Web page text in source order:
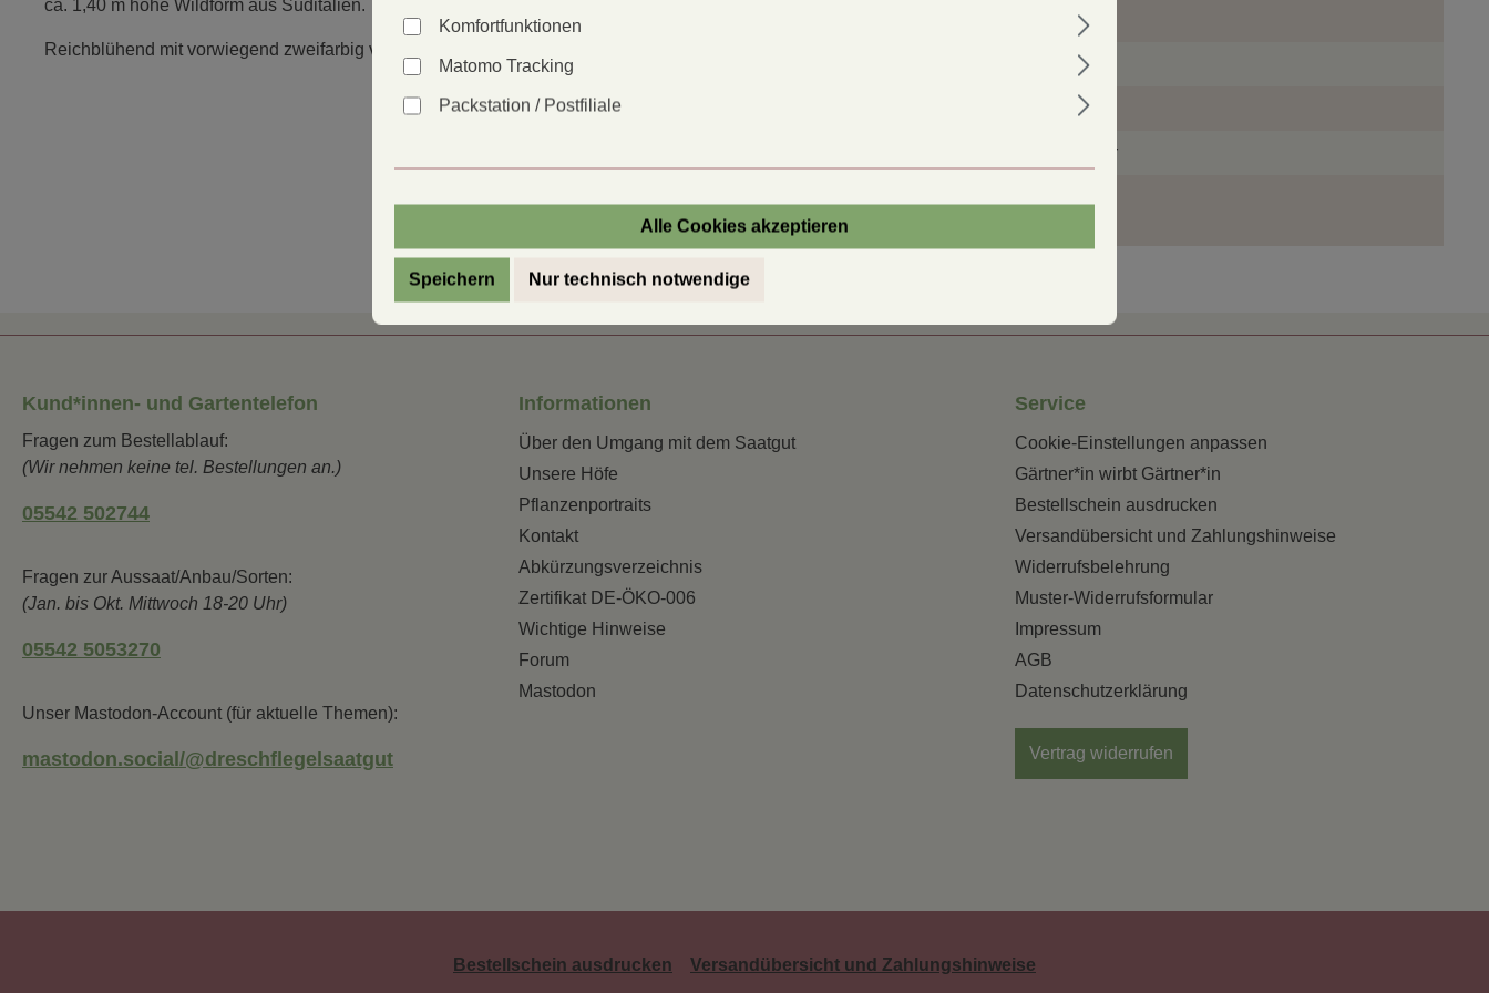
ca. 1,40 m hohe Wildform aus Süditalien.
Reichblühend mit vorwiegend zweifarbig violett-weinroten Blüten.
ca. 2 cm
Juni-Oktober
ca. 4-5 m
Kund*innen- und Gartentelefon
Fragen zum Bestellablauf:
(Wir nehmen keine tel. Bestellungen an.)
05542 502744
Fragen zur Aussaat/Anbau/Sorten:
(Jan. bis Okt. Mittwoch 18-20 Uhr)
05542 5053270
Unser Mastodon-Account (für aktuelle Themen):
mastodon.social/@dreschflegelsaatgut
Informationen
Über den Umgang mit dem Saatgut
Unsere Höfe
Pflanzenportraits
Kontakt
Abkürzungsverzeichnis
Zertifikat DE-ÖKO-006
Wichtige Hinweise
Forum
Mastodon
Service
Cookie-Einstellungen anpassen
Gärtner*in wirbt Gärtner*in
Bestellschein ausdrucken
Versandübersicht und Zahlungshinweise
Widerrufsbelehrung
Muster-Widerrufsformular
Impressum
AGB
Datenschutzerklärung
Vertrag widerrufen
Bestellschein ausdrucken Versandübersicht und Zahlungshinweise
Komfortfunktionen
Matomo Tracking
Packstation / Postfiliale
Alle Cookies akzeptieren
Speichern Nur technisch notwendige